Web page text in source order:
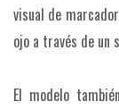
visual de
ojo a través de un
El modelo